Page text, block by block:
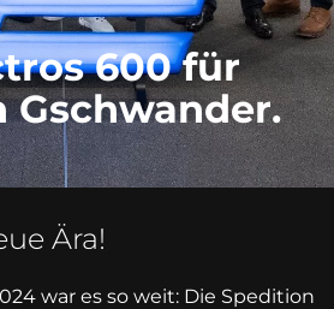
600 für
Gschwander.
Ära!
war es so weit: Die Spedition